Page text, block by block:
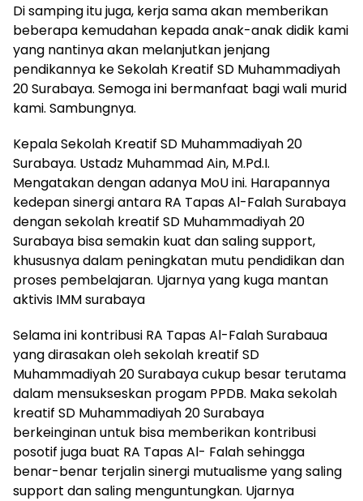
Di samping itu juga, kerja sama akan memberikan
beberapa kemudahan kepada anak-anak didik kami
yang nantinya akan melanjutkan jenjang
pendikannya ke Sekolah Kreatif SD Muhammadiyah
20 Surabaya. Semoga ini bermanfaat bagi wali murid
kami. Sambungnya.
Kepala Sekolah Kreatif SD Muhammadiyah 20
Surabaya. Ustadz Muhammad Ain, M.Pd.I.
Mengatakan dengan adanya MoU ini. Harapannya
kedepan sinergi antara RA Tapas Al-Falah Surabaya
dengan sekolah kreatif SD Muhammadiyah 20
Surabaya bisa semakin kuat dan saling support,
khususnya dalam peningkatan mutu pendidikan dan
proses pembelajaran. Ujarnya yang kuga mantan
aktivis IMM surabaya
Selama ini kontribusi RA Tapas Al-Falah Surabaua
yang dirasakan oleh sekolah kreatif SD
Muhammadiyah 20 Surabaya cukup besar terutama
dalam mensukseskan progam PPDB. Maka sekolah
kreatif SD Muhammadiyah 20 Surabaya
berkeinginan untuk bisa memberikan kontribusi
posotif juga buat RA Tapas Al- Falah sehingga
benar-benar terjalin sinergi mutualisme yang saling
support dan saling menguntungkan. Ujarnya